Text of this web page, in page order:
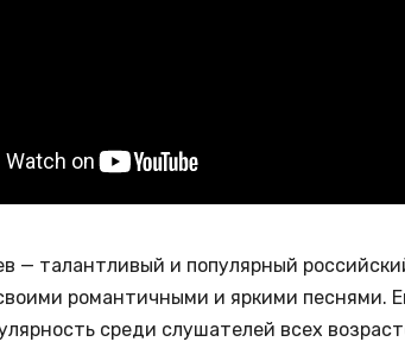
— талантливый и популярный
романтичными и яркими песнями.
среди слушателей всех